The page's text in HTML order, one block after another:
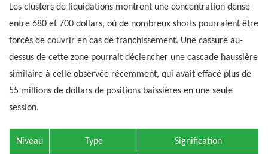
Les clusters de liquidations montrent une concentration dense
entre 680 et 700 dollars, où de nombreux shorts pourraient être
forcés de couvrir en cas de franchissement. Une cassure au-
dessus de cette zone pourrait déclencher une cascade haussière
similaire à celle observée récemment, qui avait effacé plus de
55 millions de dollars de positions baissières en une seule
session.
Niveau Type Signification